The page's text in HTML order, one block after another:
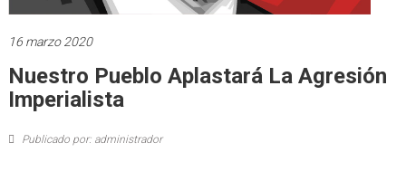
16 marzo 2020
Nuestro Pueblo Aplastará La Agresión
Imperialista
Publicado por: administrador